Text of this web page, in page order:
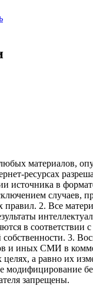
материалов,
ресурсах
источника в
случаев,
правил. 2. Все
в соответствии
3.
и иных СМИ в
а равно их
модифицирование
запрещены.